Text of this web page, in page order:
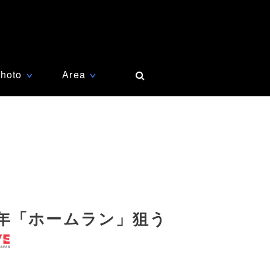
∨ Area ∨
「ホームラン」狙う